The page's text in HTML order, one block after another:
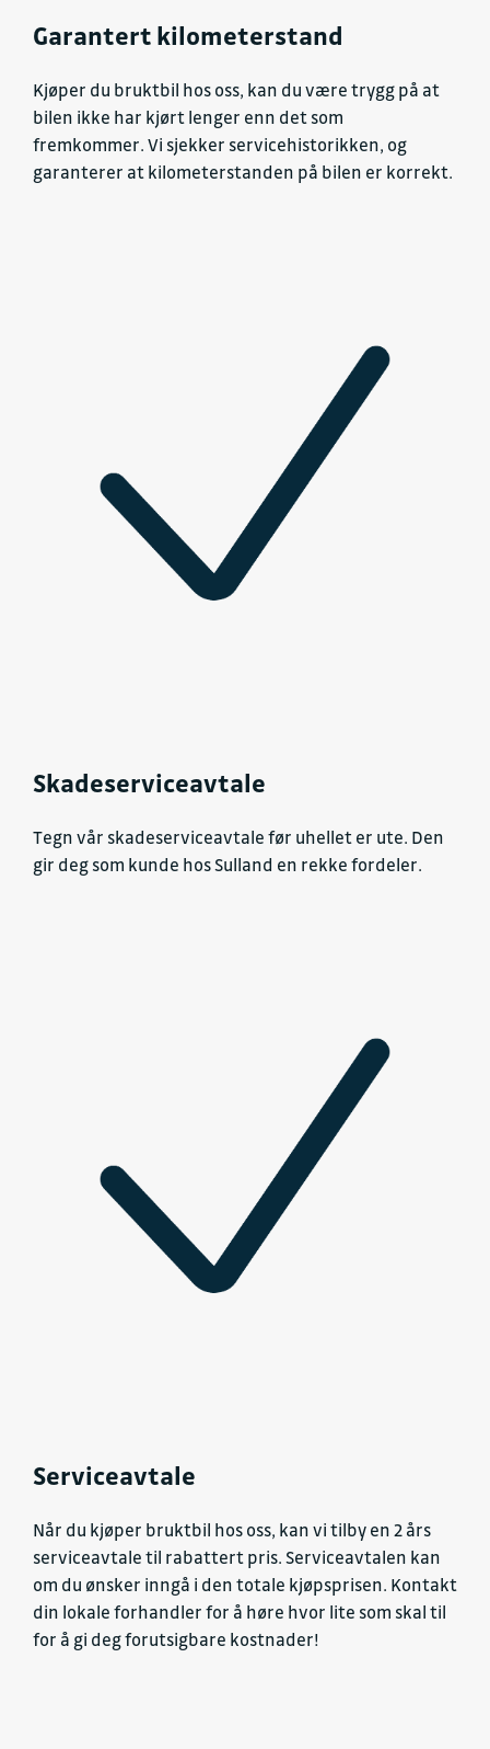
Garantert kilometerstand
Kjøper du bruktbil hos oss, kan du være trygg på at
bilen ikke har kjørt lenger enn det som
fremkommer. Vi sjekker servicehistorikken, og
garanterer at kilometerstanden på bilen er korrekt.
Skadeserviceavtale
Tegn vår skadeserviceavtale før uhellet er ute. Den
gir deg som kunde hos Sulland en rekke fordeler.
Serviceavtale
Når du kjøper bruktbil hos oss, kan vi tilby en 2 års
serviceavtale til rabattert pris. Serviceavtalen kan
om du ønsker inngå i den totale kjøpsprisen. Kontakt
din lokale forhandler for å høre hvor lite som skal til
for å gi deg forutsigbare kostnader!